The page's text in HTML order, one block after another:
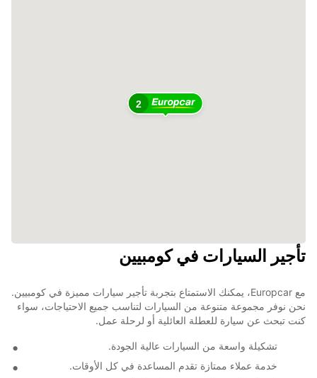
2
تأجير السيارات في كومبيين
مع Europcar، يمكنك الاستمتاع بتجربة تأجير سيارات مميزة في كومبيين.
نحن نوفر مجموعة متنوعة من السيارات لتناسب جميع الاحتياجات، سواء
كنت تبحث عن سيارة للعطلة العائلية أو لرحلة عمل.
تشكيلة واسعة من السيارات عالية الجودة.
خدمة عملاء ممتازة تقدم المساعدة في كل الأوقات.